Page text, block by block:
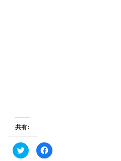
共有:
ク
リ
F
a